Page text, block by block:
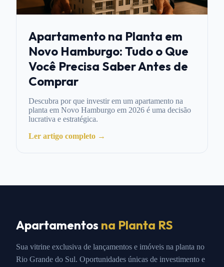
Apartamento na Planta em
Novo Hamburgo: Tudo o Que
Você Precisa Saber Antes de
Comprar
Descubra por que investir em um apartamento na
planta em Novo Hamburgo em 2026 é uma decisão
lucrativa e estratégica.
Ler artigo completo →
Apartamentos na Planta RS
Sua vitrine exclusiva de lançamentos e imóveis na planta no
Rio Grande do Sul. Oportunidades únicas de investimento e